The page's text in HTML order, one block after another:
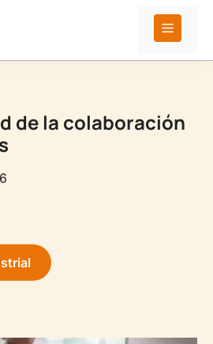
de la colaboración